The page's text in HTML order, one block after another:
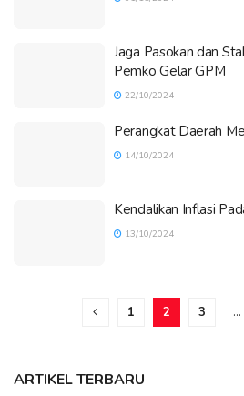
Jaga Pasokan dan
Pemko Gelar GPM
22/10/2024
Perangkat Daerah
14/10/2024
Kendalikan Inflasi
13/10/2024
1 2 3 …
ARTIKEL TERBARU